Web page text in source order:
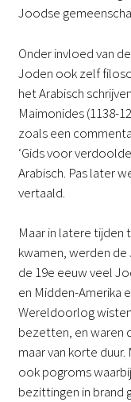
Joodse
Onder invloed van
Joden ook zelf
het Arabisch
Maimonides (1138-
zoals een
‘Gids voor
Arabisch. Pas later
vertaald.
Maar in latere tijden
kwamen, werden de
de 19e eeuw veel
en Midden-Amerika
Wereldoorlog
bezetten, en waren
maar van korte
ook pogroms
bezittingen in brand